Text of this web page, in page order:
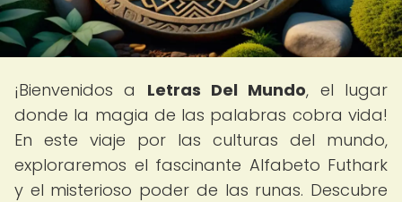
¡Bienvenidos a Letras Del Mundo, el lugar
donde la magia de las palabras cobra vida!
En este viaje por las culturas del mundo,
exploraremos el fascinante Alfabeto Futhark
y el misterioso poder de las runas. Descubre